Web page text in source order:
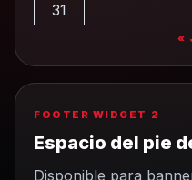
31
«
FOOTER WIDGET 2
Espacio del pie
Disponible para